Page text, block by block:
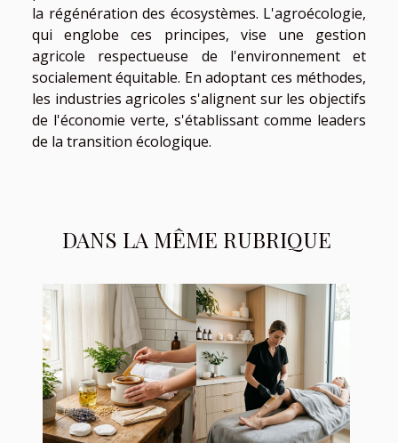
la régénération des écosystèmes. L'agroécologie,
qui englobe ces principes, vise une gestion
agricole respectueuse de l'environnement et
socialement équitable. En adoptant ces méthodes,
les industries agricoles s'alignent sur les objectifs
de l'économie verte, s'établissant comme leaders
de la transition écologique.
DANS LA MÊME RUBRIQUE